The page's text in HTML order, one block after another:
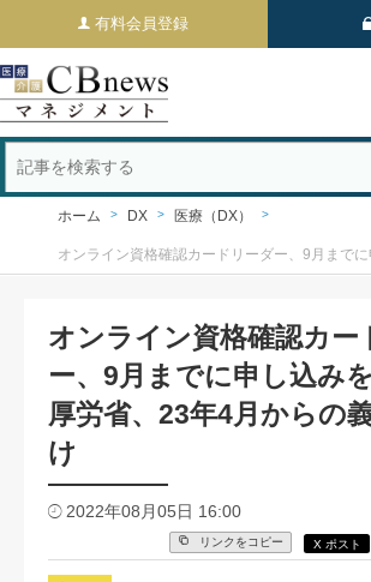
有料会員登録
ホーム DX 医療（DX）
オンライン資格確認カードリーダー、9月まで
オンライン資格確認カー
ー、9月までに申し込みを
厚労省、23年4月からの
け
2022年08月05日 16:00
リンクをコピー X ポスト